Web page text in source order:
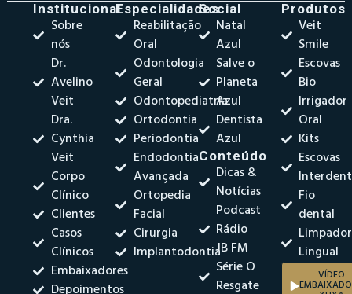
Institucional
Sobre
nós
Dr.
Avelino
Veit
Dra.
Cynthia
Veit
Corpo
Clínico
Clientes
Casos
Clínicos
Embaixadores
Especialidades
Reabilitação
Oral
Odontologia
Geral
Odontopediatria
Ortodontia
Periodontia
Endodontia
Avançada
Ortopedia
Facial
Cirurgia
Implantodontia
Social
Natal
Azul
Salve o
Planeta
Azul
Dentista
Azul
Conteúdo
Dicas &
Notícias
Podcast
Rádio
JB FM
Série O
Resgate
Produtos
Veit
Smile
Escovas
Bio
Irrigador
Oral
Kits
Escovas
Fio
dental
Limpador
Lingual
VÍDEO